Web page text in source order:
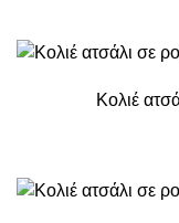
Κολιέ